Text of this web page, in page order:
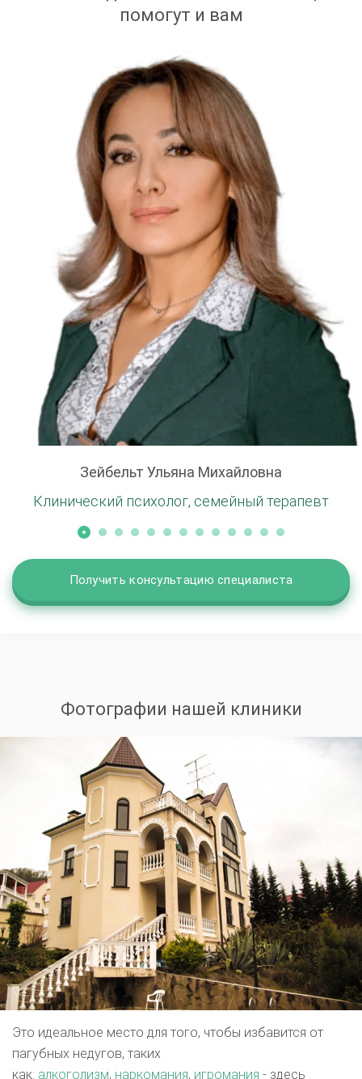
помогут и вам
Зейбельт Ульяна Михайловна
Клинический психолог, семейный терапевт
Получить консультацию специалиста
Фотографии нашей клиники
Это идеальное место для того, чтобы избавится от
пагубных недугов, таких
как: алкоголизм, наркомания, игромания - здесь